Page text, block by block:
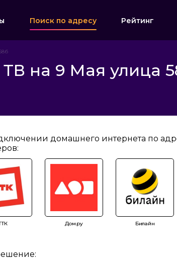
Поиск по адресу Рейтинг
на 9 Мая улица
домашнего интернета по
Дом.ру Билайн